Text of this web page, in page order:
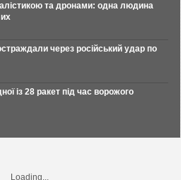
та дронами: одна людина
через російський удар по
із 28 ракет під час ворожого
Loading...